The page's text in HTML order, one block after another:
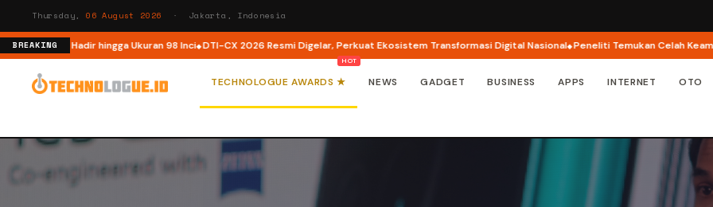
Thursday, 06 August 2026 · Jakarta, Indonesia
BREAKING
Hadir hingga Ukuran 98 Inci DTI-CX 2026 Resmi Digelar, Perkuat Ekosistem Transformasi Digital Nasional Peneliti Temukan Celah Keamanan di
TECHNOLOGUE AWARDS ★ NEWS GADGET BUSINESS APPS INTERNET OTO